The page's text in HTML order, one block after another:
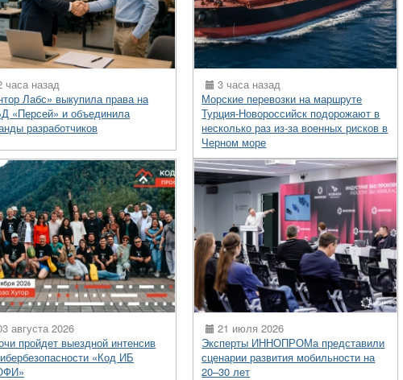
назад
Лабс» выкупила права на
«Персей» и объединила
разработчиков
3 часа назад
Морские перевозки на маршруте
Турция-Новороссийск подорожают в
несколько раз из-за военных рисков в
Черном море
августа 2026
пройдет выездной интенсив
«Код ИБ
21 июля 2026
Эксперты ИННОПРОМа представили
сценарии развития мобильности на
20–30 лет